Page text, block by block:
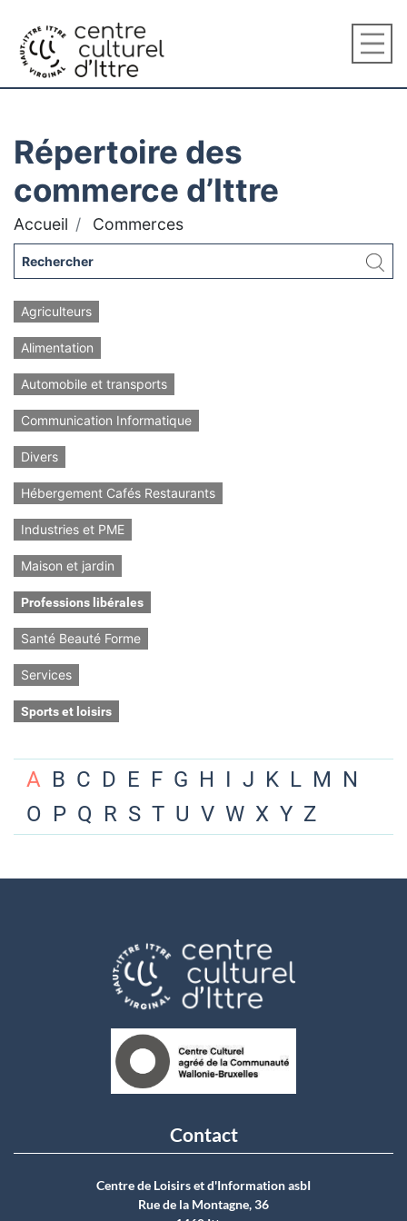
Répertoire des
commerce d’Ittre
Accueil Commerces
Agriculteurs
Alimentation
Automobile et transports
Communication Informatique
Divers
Hébergement Cafés Restaurants
Industries et PME
Maison et jardin
Professions libérales
Santé Beauté Forme
Services
Sports et loisirs
A B C D E F G H I J K L M N
O P Q R S T U V W X Y Z
Contact
Centre de Loisirs et d'Information asbI
Rue de la Montagne, 36